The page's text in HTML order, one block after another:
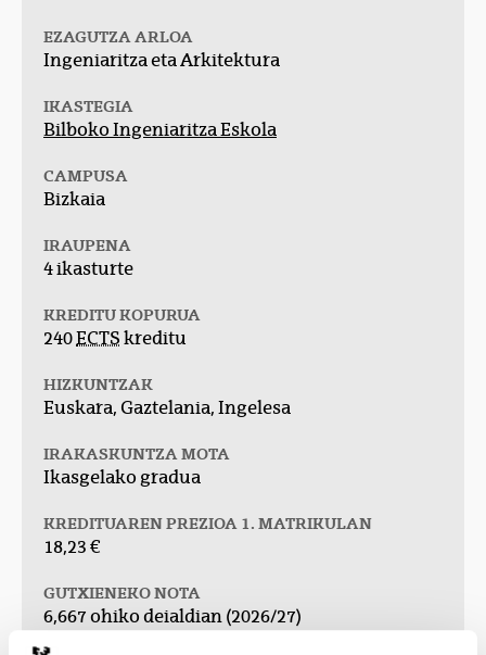
EZAGUTZA ARLOA
Ingeniaritza eta Arkitektura
IKASTEGIA
Bilboko Ingeniaritza Eskola
CAMPUSA
Bizkaia
IRAUPENA
4 ikasturte
KREDITU KOPURUA
240ECTS kreditu
HIZKUNTZAK
Euskara, Gaztelania, Ingelesa
IRAKASKUNTZA MOTA
Ikasgelako gradua
KREDITUAREN PREZIOA 1. MATRIKULAN
18,23 €
GUTXIENEKO NOTA
6,667 ohiko deialdian (2026/27)